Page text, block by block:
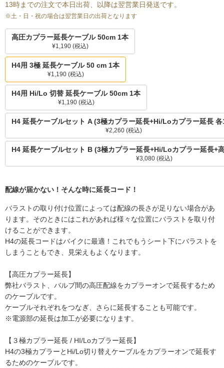
13時までの注文で本日出荷、以降は翌営業日発送です。
※土・日・祝の場合は翌営業日の出荷となります
高圧カプラー延長ケーブル 50cm 1本
¥1,190 (税込)
H4用 3極 延長ケーブル 50 cm 1本
¥1,190 (税込)
H4用 Hi/Lo 切替 延長ケーブル 50cm 1本
¥1,190 (税込)
H4 延長ケーブルセット A (3極カプラー延長+Hi/Loカプラー延長
¥2,260 (税込)
H4 延長ケーブルセット B (3極カプラー延長+Hi/Loカプラー延長+
¥3,080 (税込)
配線が届かない！そんな時に延長コード！
バラストの取り付け位置によっては配線の長さが足りない場合があ
ります。そのときにはこれがあれば様々な位置にバラストを取り付
けることができます。
H4の延長コードはバイクに最適！これでもうシート下にバラストを
しまうこともでき、見栄えもよくなります。
【高圧カプラー延長】
弊社バラスト、バルブ間の高圧配線をカプラーオンで延長するため
のケーブルです。
ケーブルそれぞれをつなぎ、さらに延長することも可能です。
※電源部の延長は加工が必要になります。
【３極カプラー延長 / HI/Loカプラー延長】
H4の3極カプラーとHi/Lo切り替えケーブルをカプラーオンで延長す
るためのケーブルです。